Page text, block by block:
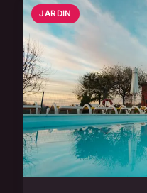
JARDIN